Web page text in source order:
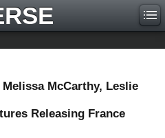
McCarthy, Leslie
Releasing France